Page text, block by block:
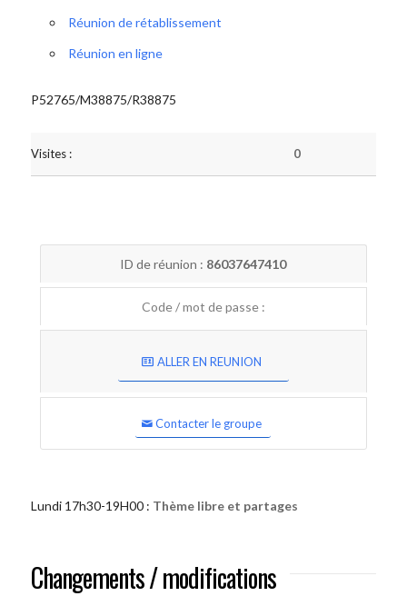
Réunion de rétablissement
Réunion en ligne
P52765/M38875/R38875
Visites : 0
ID de réunion : 86037647410
Code / mot de passe :
ALLER EN REUNION
Contacter le groupe
Lundi 17h30-19H00 : Thème libre et partages
Changements / modifications